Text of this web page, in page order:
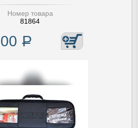
Номер товара
81864
Р